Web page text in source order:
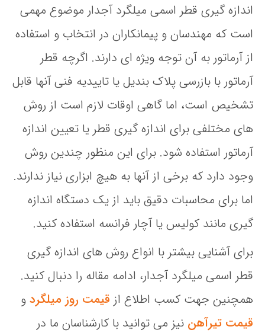
اندازه گیری قطر اسمی میلگرد آجدار موضوع مهمی
است که مهندسان و پیمانکاران در انتخاب و استفاده
از آرماتور به آن توجه ویژه ای دارند. اگرچه قطر
آرماتور با بازرسی پلاک بندیل یا تاییدیه فنی آنها قابل
تشخیص است، اما گاهی اوقات لازم است از روش
های مختلفی برای اندازه گیری قطر یا تعیین اندازه
آرماتور استفاده شود. برای این منظور چندین روش
وجود دارد که برخی از آنها به هیچ ابزاری نیاز ندارند.
اما برای محاسبات دقیق باید از یک دستگاه اندازه
گیری مانند کولیس یا آچار فرانسه استفاده کنید.
برای آشنایی بیشتر با انواع روش های اندازه گیری
قطر اسمی میلگرد آجدار، ادامه مقاله را دنبال کنید.
همچنین جهت کسب اطلاع ازقیمت روز میلگردو
قیمت تیرآهننیز می توانید با کارشناسان ما در